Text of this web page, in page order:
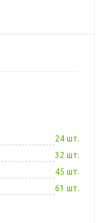
24 шт.
32 шт.
45 шт.
61 шт.